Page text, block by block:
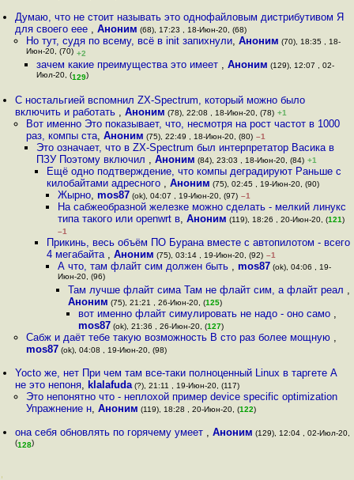
Думаю, что не стоит называть это однофайловым дистрибутивом Я
для своего eee ,Аноним (68), 17:23 , 18-Июн-20, (68)
Но тут, судя по всему, всё в init запихнули, Аноним (70), 18:35 , 18-
Июн-20, (70) +2
зачем какие преимущества это имеет , Аноним (129), 12:07 , 02-
Июл-20, (129)
С ностальгией вспомнил ZX-Spectrum, который можно было
включить и работать ,Аноним (78), 22:08 , 18-Июн-20, (78) +1
Вот именно Это показывает, что, несмотря на рост частот в 1000
раз, компы ста, Аноним (75), 22:49 , 18-Июн-20, (80) –1
Это означает, что в ZX-Spectrum был интерпретатор Васика в
ПЗУ Поэтому включил , Аноним (84), 23:03 , 18-Июн-20, (84) +1
Ещё одно подтверждение, что компы деградируют Раньше с
килобайтами адресного ,Аноним (75), 02:45 , 19-Июн-20, (90)
Жырно, mos87(ok), 04:07 , 19-Июн-20, (97) –1
На сабжеобразной железке можно сделать - мелкий линукс
типа такого или openwrt в, Аноним (119), 18:26 , 20-Июн-20, (121)
–1
Прикинь, весь объём ПО Бурана вместе с автопилотом - всего
4 мегабайта ,Аноним (75), 03:14 , 19-Июн-20, (92) –1
А что, там флайт сим должен быть , mos87(ok), 04:06 , 19-
Июн-20, (96)
Там лучше флайт сима Там не флайт сим, а флайт реал ,
Аноним (75), 21:21 , 26-Июн-20, (125)
вот именно флайт симулировать не надо - оно само ,
mos87 (ok), 21:36 , 26-Июн-20, (127)
Сабж и даёт тебе такую возможность В сто раз более мощную ,
mos87(ok), 04:08 , 19-Июн-20, (98)
Yocto же, нет При чем там все-таки полноценный Linux в таргете А
не это непоня, klalafuda (?), 21:11 , 19-Июн-20, (117)
Это непонятно что - неплохой пример device specific optimization
Упражнение н, Аноним (119), 18:28 , 20-Июн-20, (122)
она себя обновлять по горячему умеет ,Аноним (129), 12:04 , 02-Июл-20,
(128)